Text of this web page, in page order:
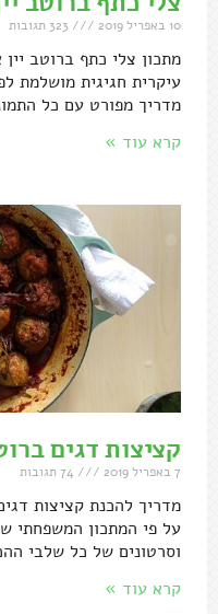
10 באפריל 2019
מתכון צלי כתף ברוטב
עיקרית חגיגית מושלמת
מדריך מפורט עם כל
קרא עוד »
קציצות דגים
7 באפריל 2019
מדריך להכנת קציצות
על פי המתכון המשפחתי
וסרטונים של כל שלבי
קרא עוד »